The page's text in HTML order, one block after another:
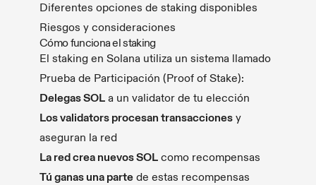
Diferentes opciones de staking disponibles
Riesgos y consideraciones
Cómo funciona el staking
El staking en Solana utiliza un sistema llamado
Prueba de Participación (Proof of Stake):
Delegas SOL a un validator de tu elección
Los validators procesan transacciones y
aseguran la red
La red crea nuevos SOL como recompensas
Tú ganas una parte de estas recompensas